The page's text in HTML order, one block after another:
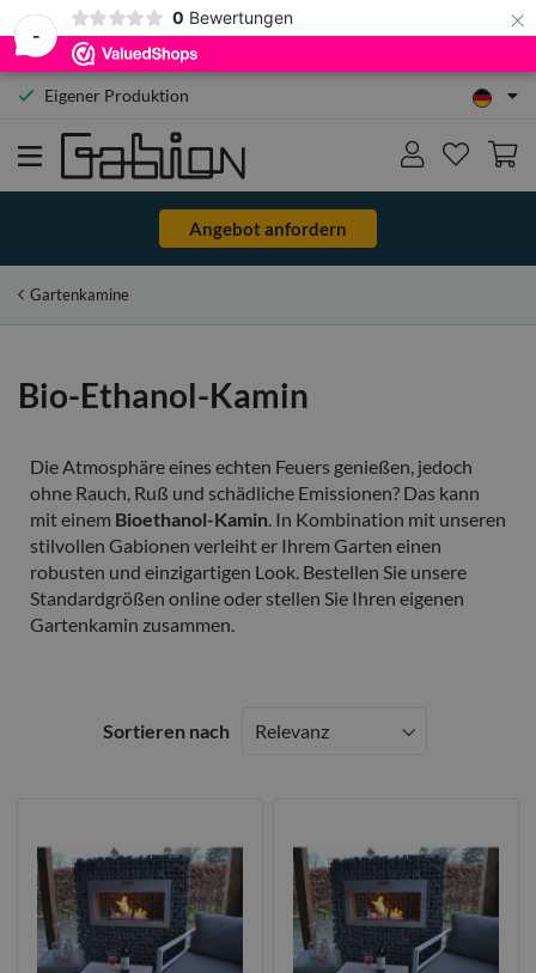
-
0 Bewertungen ×
Eigener Produktion
Angebot anfordern
Gartenkamine
Bio-Ethanol-Kamin
Die Atmosphäre eines echten Feuers genießen, jedoch
ohne Rauch, Ruß und schädliche Emissionen? Das kann
mit einem Bioethanol-Kamin. In Kombination mit unseren
stilvollen Gabionen verleiht er Ihrem Garten einen
robusten und einzigartigen Look. Bestellen Sie unsere
Standardgrößen online oder stellen Sie Ihren eigenen
Gartenkamin zusammen.
Sortieren nach